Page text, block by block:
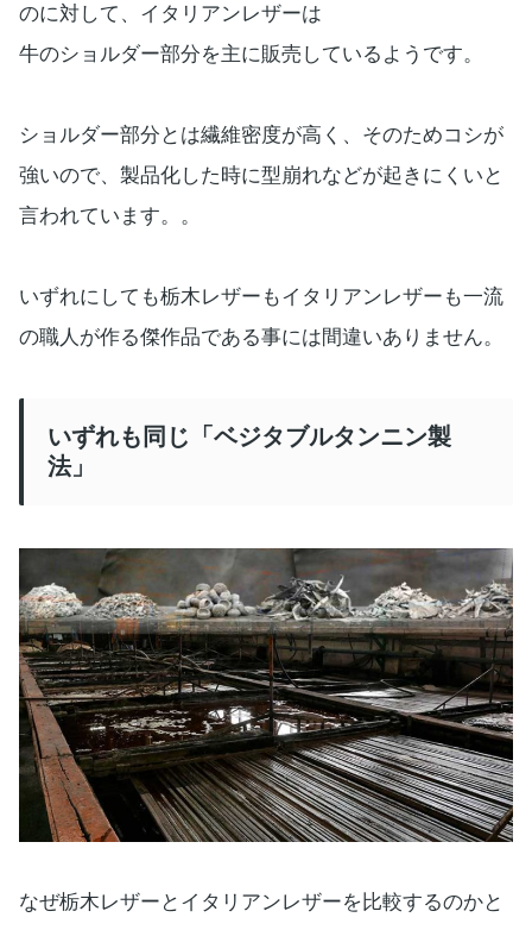
のに対して、イタリアンレザーは
牛のショルダー部分を主に販売しているようです。
ショルダー部分とは繊維密度が高く、そのためコシが
強いので、製品化した時に型崩れなどが起きにくいと
言われています。。
いずれにしても栃木レザーもイタリアンレザーも一流
の職人が作る傑作品である事には間違いありません。
いずれも同じ「ベジタブルタンニン製
法」
なぜ栃木レザーとイタリアンレザーを比較するのかと